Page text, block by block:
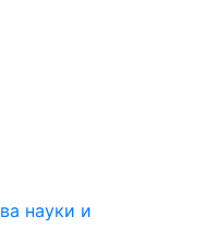
науки и